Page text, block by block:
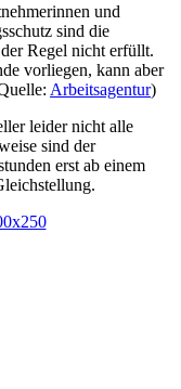
und
sind die
Regel nicht erfüllt.
vorliegen, kann aber
Arbeitsagentur)
leider nicht alle
sind der
erst ab einem